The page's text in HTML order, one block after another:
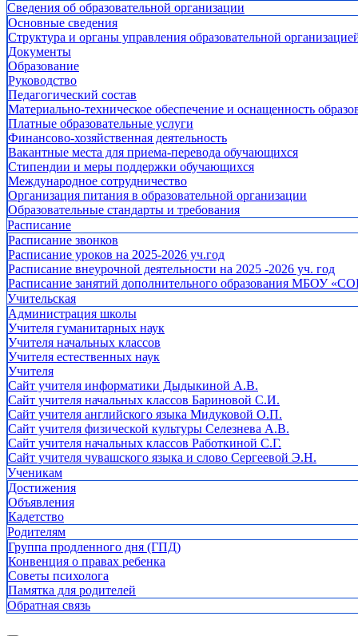
Сведения об образовательной организации
Основные сведения
Структура и органы управления образовательной
Документы
Образование
Руководство
Педагогический состав
Материально-техническое обеспечение и оснащенность
Платные образовательные услуги
Финансово-хозяйственная деятельность
Вакантные места для приема-перевода обучающихся
Стипендии и меры поддержки обучающихся
Международное сотрудничество
Организация питания в образовательной организации
Образовательные стандарты и требования
Расписание
Расписание звонков
Расписание уроков на 2025-2026 уч.год
Расписание внеурочной деятельности на 2025 -2026 уч. год
Расписание занятий дополнительного образования МБОУ
Учительская
Администрация школы
Учителя гуманитарных наук
Учителя начальных классов
Учителя естественных наук
Учителя
Cайт учителя информатики Дыдыкиной А.В.
Сайт учителя начальных классов Бариновой С.И.
Сайт учителя английского языка Мидуковой О.П.
Сайт учителя физической культуры Селезнева А.В.
Сайт учителя начальных классов Работкиной С.Г.
Сайт учителя чувашского языка и слово Сергеевой Э.Н.
Ученикам
Достижения
Объявления
Кадетство
Родителям
Группа продленного дня (ГПД)
Конвенция о правах ребенка
Советы психолога
Памятка для родителей
Обратная связь